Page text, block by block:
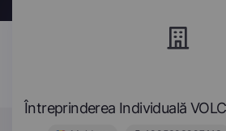
Întreprinderea Individuală